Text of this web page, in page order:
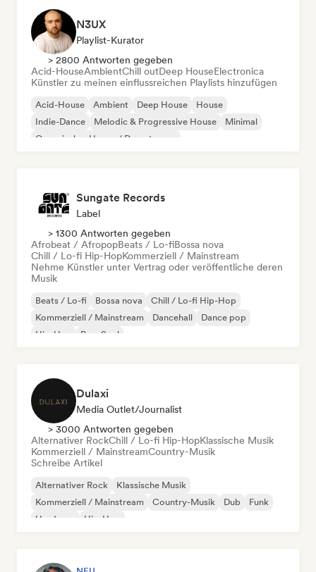
N3UX
Playlist-Kurator
> 2800 Antworten gegeben
Acid-HouseAmbientChill outDeep HouseElectronica
Künstler zu meinen einflussreichen Playlists hinzufügen
Acid-House Ambient Deep House
House
Indie-Dance
Melodic & Progressive House
Minimal
Organischer House / Downtempo
Sungate Records
Label
> 1300 Antworten gegeben
Afrobeat / AfropopBeats / Lo-fiBossa nova
Chill / Lo-fi Hip-HopKommerziell / Mainstream
Nehme Künstler unter Vertrag oder veröffentliche deren
Musik
Beats / Lo-fi Bossa nova
Chill / Lo-fi Hip-Hop
Kommerziell / Mainstream
Dancehall
Dance pop
Hip-Hop
Pop-Soul
Dulaxi
Media Outlet/Journalist
> 3000 Antworten gegeben
Alternativer RockChill / Lo-fi Hip-HopKlassische Musik
Kommerziell / MainstreamCountry-Musik
Schreibe Artikel
Alternativer Rock
Klassische Musik
Kommerziell / Mainstream
Country-Musik Dub
Funk
Hardcore
Hip-Hop